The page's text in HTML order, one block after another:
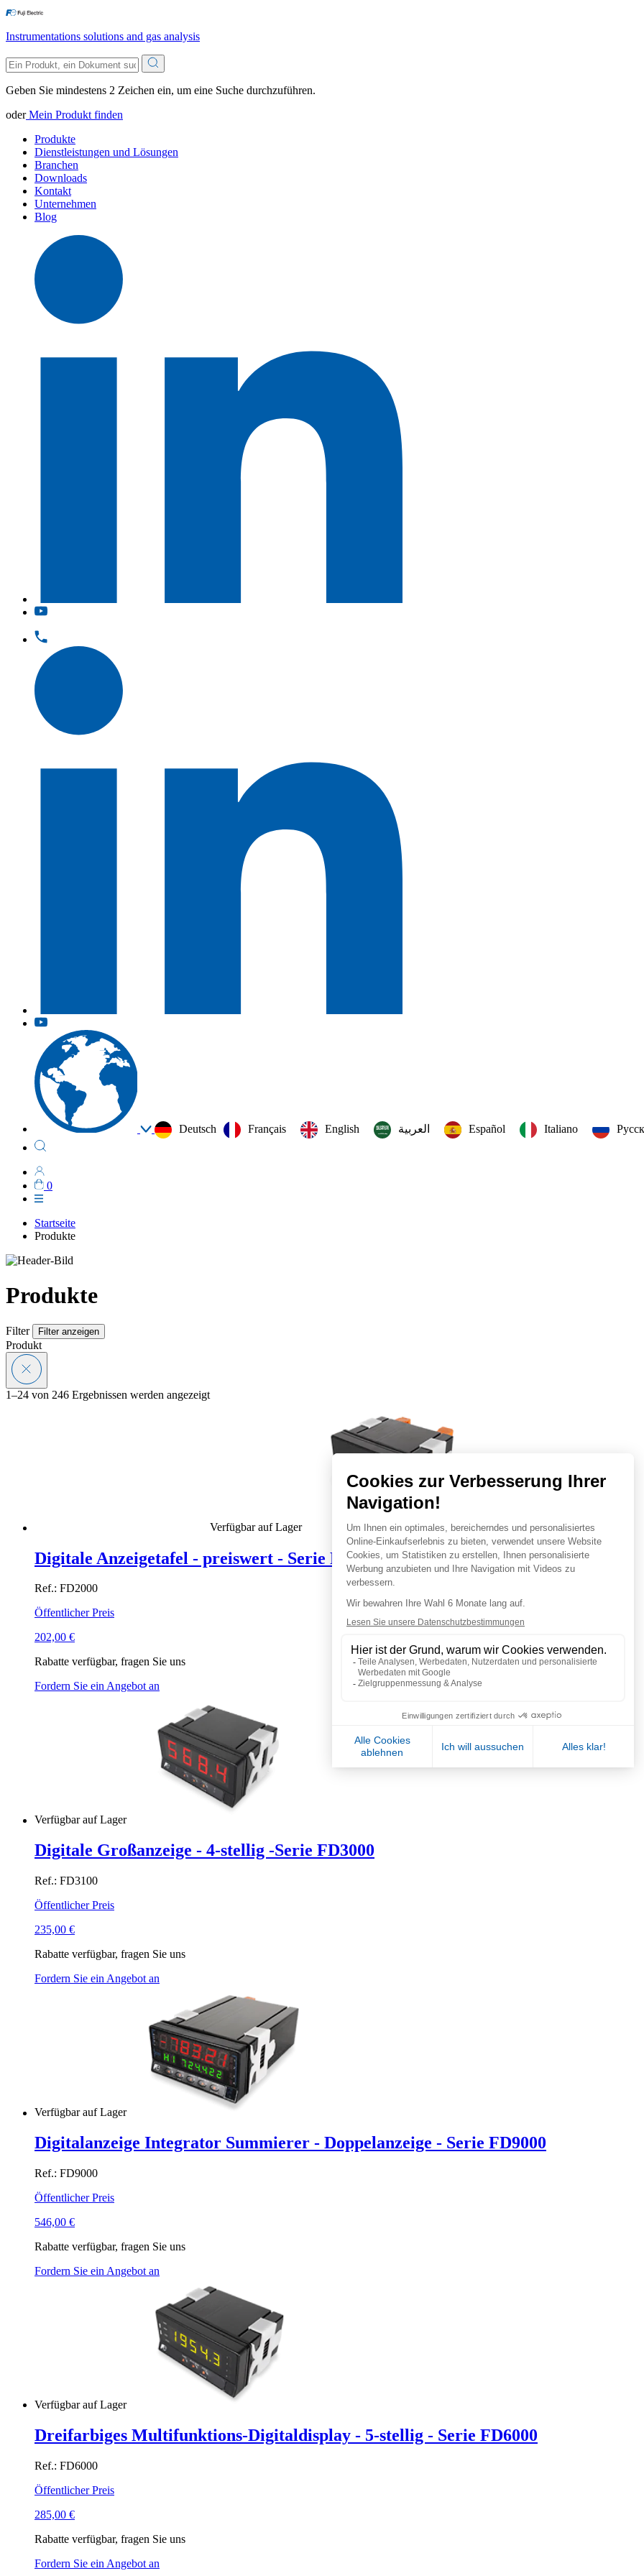
Instrumentations solutions and gas analysis
Geben Sie mindestens 2 Zeichen ein, um eine Suche durchzuführen.
oderMein Produkt finden
Produkte
Dienstleistungen und Lösungen
Branchen
Downloads
Kontakt
Unternehmen
Blog
Deutsch Français English العربية‏ Español Italiano
0
Startseite
Produkte
Produkte
Filter Filter anzeigen
Produkt
1–24 von 246 Ergebnissen werden angezeigt
Verfügbar auf Lager
Digitale Anzeigetafel - preiswert - Serie FD2000
Ref.: FD2000
Öffentlicher Preis
202,00 €
Rabatte verfügbar, fragen Sie uns
Fordern Sie ein Angebot an
Verfügbar auf Lager
Digitale Großanzeige - 4-stellig -Serie FD3000
Ref.: FD3100
Öffentlicher Preis
235,00 €
Rabatte verfügbar, fragen Sie uns
Fordern Sie ein Angebot an
Verfügbar auf Lager
Digitalanzeige Integrator Summierer - Doppelanzeige - Serie FD9000
Ref.: FD9000
Öffentlicher Preis
546,00 €
Rabatte verfügbar, fragen Sie uns
Fordern Sie ein Angebot an
Verfügbar auf Lager
Dreifarbiges Multifunktions-Digitaldisplay - 5-stellig - Serie FD6000
Ref.: FD6000
Öffentlicher Preis
285,00 €
Rabatte verfügbar, fragen Sie uns
Fordern Sie ein Angebot an